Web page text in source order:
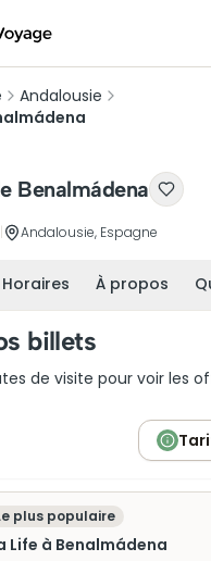
Andalousie
Benalmádena
Andalousie, Espagne
Horaires À propos
billets
de visite pour voir les
plus populaire
Life à Benalmádena